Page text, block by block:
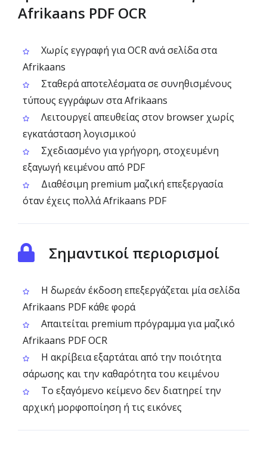
Afrikaans PDF OCR
Χωρίς εγγραφή για OCR ανά σελίδα στα
Afrikaans
Σταθερά αποτελέσματα σε συνηθισμένους
τύπους εγγράφων στα Afrikaans
Λειτουργεί απευθείας στον browser χωρίς
εγκατάσταση λογισμικού
Σχεδιασμένο για γρήγορη, στοχευμένη
εξαγωγή κειμένου από PDF
Διαθέσιμη premium μαζική επεξεργασία
όταν έχεις πολλά Afrikaans PDF
Σημαντικοί περιορισμοί
Η δωρεάν έκδοση επεξεργάζεται μία σελίδα
Afrikaans PDF κάθε φορά
Απαιτείται premium πρόγραμμα για μαζικό
Afrikaans PDF OCR
Η ακρίβεια εξαρτάται από την ποιότητα
σάρωσης και την καθαρότητα του κειμένου
Το εξαγόμενο κείμενο δεν διατηρεί την
αρχική μορφοποίηση ή τις εικόνες